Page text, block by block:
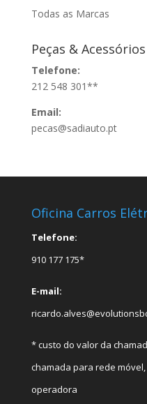
Todas as Marcas
Peças & Acessórios
Telefone:
212 548 301**
Email:
pecas@sadiauto.pt
Oficina Carros
Telefone:
910 177 175*
E-mail:
* custo do valor da
chamada para rede
operadora